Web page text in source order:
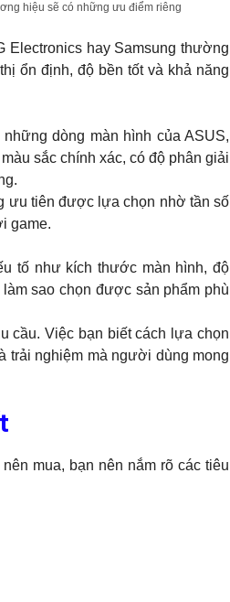
hiệu sẽ có những ưu điểm riêng
Electronics hay Samsung thường
ổn định, độ bền tốt và khả năng
dòng màn hình của ASUS,
sắc chính xác, có độ phân giải
ưu tiên được lựa chọn nhờ tần số
game.
tố như kích thước màn hình, độ
sao chọn được sản phẩm phù
cầu. Việc bạn biết cách lựa chọn
trải nghiệm mà người dùng mong
nên mua, bạn nên nắm rõ các tiêu